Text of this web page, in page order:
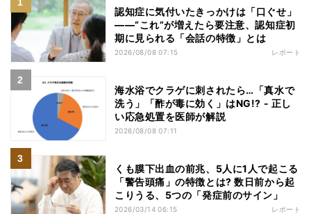
認知症に気付いたきっかけは「口ぐせ」
――“これ”が増えたら要注意、認知症初
期に見られる「会話の特徴」とは
2026/08/08 07:15 レポート
海水浴でクラゲに刺されたら…「真水で
洗う」「酢が毒に効く」はNG!? - 正し
い応急処置を医師が解説
2026/08/08 07:11
くも膜下出血の前兆、5人に1人で起こる
「警告頭痛」の特徴とは? 数日前から起
こりうる、5つの「発症前のサイン」
2026/03/14 06:15 レポート